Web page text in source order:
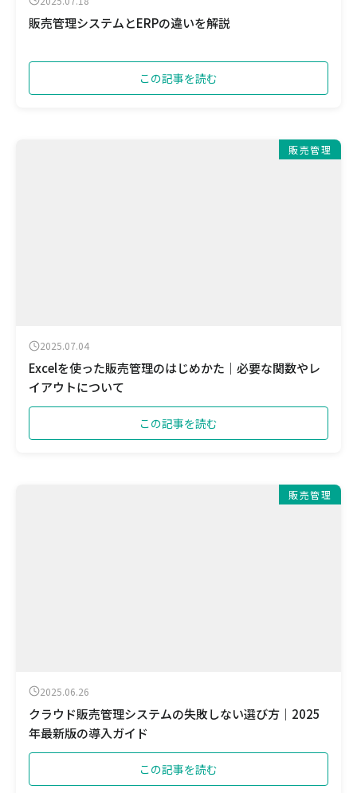
販売管理システムとERPの違いを解説
この記事を読む
販売管理
2025.07.04
Excelを使った販売管理のはじめかた｜必要な関数やレ
イアウトについて
この記事を読む
販売管理
2025.06.26
クラウド販売管理システムの失敗しない選び方｜2025
年最新版の導入ガイド
この記事を読む